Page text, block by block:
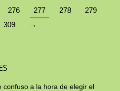
276 277 278
279
309 →
confuso a la hora de elegir el